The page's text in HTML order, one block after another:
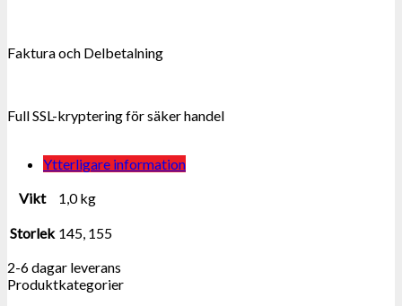
Faktura och Delbetalning
Full SSL-kryptering för säker handel
Ytterligare information
Vikt
1,0 kg
Storlek 145, 155
2-6 dagar leverans
Produktkategorier